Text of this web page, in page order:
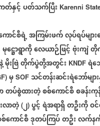
တ်နှင့်ပတ်သက်ပြီး Karenni
ောင်စီရဲ့အကြမ်းဖက်လုပ်ရပ်များ
မုဋ္ဌောရွာကိုလေယာဉ်ဖြင့်ဗုံးကျဲတို
မိုးဗြဲတိုက်ပွဲတို့အတွင်း KNDF ရဲဘ
မှ SOF သင်တန်းဆင်းရဲဘော်မျာ
တပ်စွဲထားတဲ့စစ်ကောင်စီစခန်း
းလာတဲ့ (၂) ပွင့်ရဲအရာရှိတဦးကိုဝ
ကောင်စီဒုတပ်ကြပ်တဦးလက်န